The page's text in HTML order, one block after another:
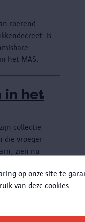
op onze site te
van deze cookies.
roerend
is
het MAS.
in het
collectie
die vroeger
zien nu